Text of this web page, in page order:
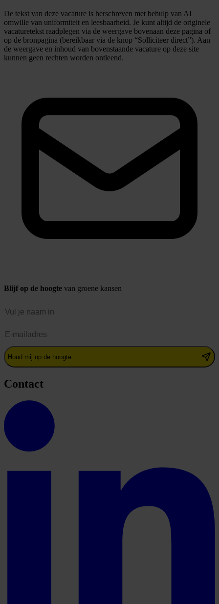
De tekst van deze vacature is herschreven met behulp van AI
omwille van uniformiteit en leesbaarheid. Je kunt altijd de originele
vacaturetekst raadplegen via de weergave bovenaan deze pagina of
op de bronpagina (bereikbaar via de knop “Solliciteer direct”). Aan
de weergave en inhoud van bovenstaande vacature op deze site
kunnen geen rechten worden ontleend.
Blijf op de hoogte van groene kansen
Houd mij op de hoogte
Contact